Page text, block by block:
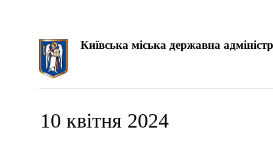
Київська міська державна
10 квітня 2024